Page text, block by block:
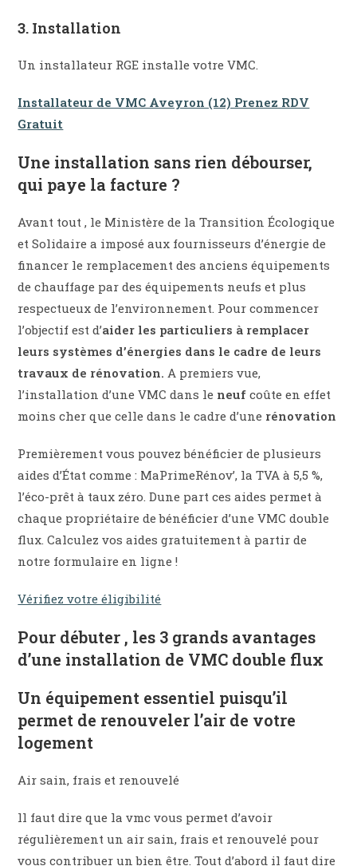
3. Installation​
Un installateur RGE installe votre VMC.
Installateur de VMC Aveyron (12) Prenez RDV
Gratuit
Une installation sans rien débourser,
qui paye la facture ?
Avant tout , le Ministère de la Transition Écologique
et Solidaire a imposé aux fournisseurs d’énergie de
financer le remplacement des anciens équipements
de chauffage par des équipements neufs et plus
respectueux de l’environnement. Pour commencer
l’objectif est d’aider les particuliers à remplacer
leurs systèmes d’énergies dans le cadre de leurs
travaux de rénovation. A premiers vue,
l’installation d’une VMC dans le neuf coûte en effet
moins cher que celle dans le cadre d’une rénovation
Premièrement vous pouvez bénéficier de plusieurs
aides d’État comme : MaPrimeRénov’, la TVA à 5,5 %,
l’éco-prêt à taux zéro. Dune part ces aides permet à
chaque propriétaire de bénéficier d’une VMC double
flux. Calculez vos aides gratuitement à partir de
notre formulaire en ligne !
Vérifiez votre éligibilité
Pour débuter , les 3 grands avantages
d’une installation de VMC double flux
Un équipement essentiel puisqu’il
permet de renouveler l’air de votre
logement
Air sain, frais et renouvelé
ll faut dire que la vmc vous permet d’avoir
régulièrement un air sain, frais et renouvelé pour
vous contribuer un bien être. Tout d’abord il faut dire